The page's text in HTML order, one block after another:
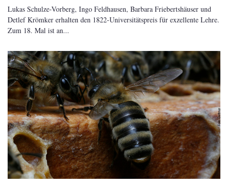
Lukas Schulze-Vorberg, Ingo Feldhausen, Barbara Friebertshäuser und
Detlef Krömker erhalten den 1822-Universitätspreis für exzellente Lehre.
Zum 18. Mal ist an